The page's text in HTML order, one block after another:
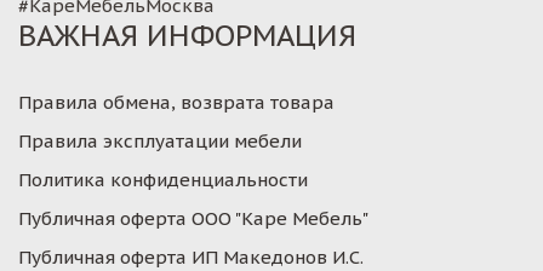
#КареМебельМосква
ВАЖНАЯ ИНФОРМАЦИЯ
Правила обмена, возврата товара
Правила эксплуатации мебели
Политика конфиденциальности
Публичная оферта ООО "Каре Мебель"
Публичная оферта ИП Македонов И.С.